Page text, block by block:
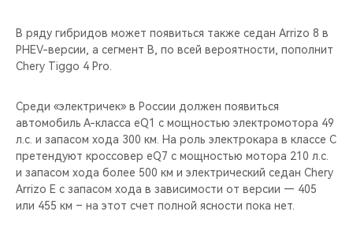
В ряду гибридов может появиться также седан Arrizo 8 в
PHEV-версии, а сегмент B, по всей вероятности, пополнит
Chery Tiggo 4 Pro.
Среди «электричек» в России должен появиться
автомобиль А-класса eQ1 с мощностью электромотора 49
л.с. и запасом хода 300 км. На роль электрокара в классе C
претендуют кроссовер eQ7 с мощностью мотора 210 л.с.
и запасом хода более 500 км и электрический седан Chery
Arrizo E с запасом хода в зависимости от версии — 405
или 455 км – на этот счет полной ясности пока нет.